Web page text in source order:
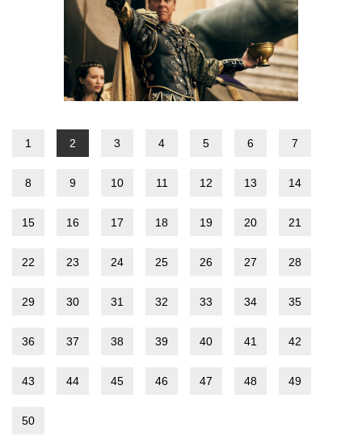
1 2 3 4 5 6 7
8 9 10 11 12 13 14
15 16 17 18 19 20 21
22 23 24 25 26 27 28
29 30 31 32 33 34 35
36 37 38 39 40 41 42
43 44 45 46 47 48 49
50